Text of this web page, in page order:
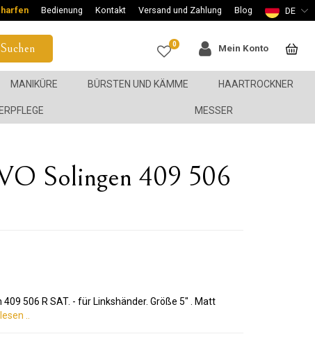
Bedienung Kontakt Versand und Zahlung Blog DE
Suchen 0 Mein Konto
MANIKÜRE BÜRSTEN UND KÄMME HAARTROCKNER
MESSER
Solingen 409 506
506 R SAT. - für Linkshänder. Größe 5" . Matt
..